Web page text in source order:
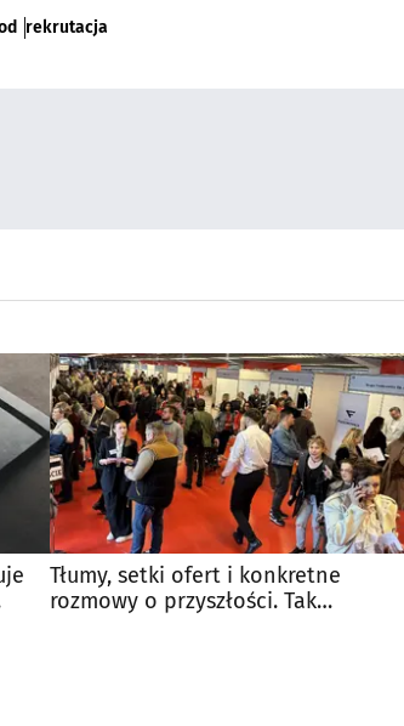
rekrutacja
Tłumy, setki ofert i konkretne
rozmowy o przyszłości. Tak